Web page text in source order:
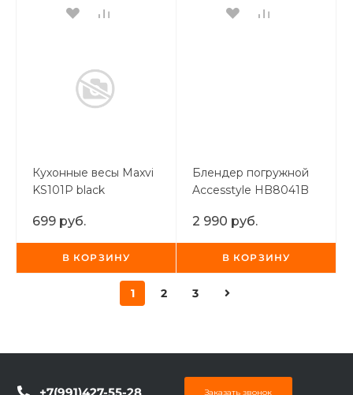
Кухонные весы Maxvi
KS101P black
699 руб.
В КОРЗИНУ
Блендер погружной
Accesstyle HB8041B
2 990 руб.
В КОРЗИНУ
1 2 3
Заказать звонок